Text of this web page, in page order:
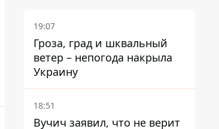
19:07
Гроза, град и шквальный
ветер – непогода накрыла
Украину
18:51
Вучич заявил, что не верит